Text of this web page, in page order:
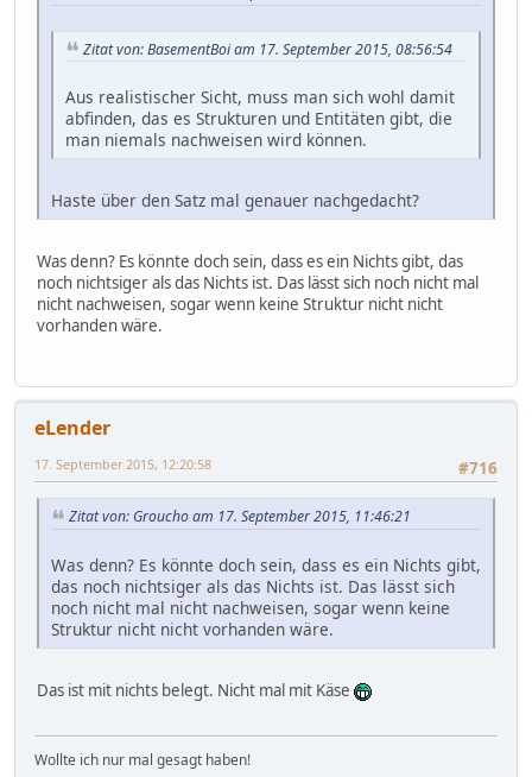
Zitat von: BasementBoi am 17. September 2015, 08:56:54
Aus realistischer Sicht, muss man sich wohl damit
abfinden, das es Strukturen und Entitäten gibt, die
man niemals nachweisen wird können.
Haste über den Satz mal genauer nachgedacht?
Was denn? Es könnte doch sein, dass es ein Nichts gibt, das
noch nichtsiger als das Nichts ist. Das lässt sich noch nicht mal
nicht nachweisen, sogar wenn keine Struktur nicht nicht
vorhanden wäre.
eLender
#716
17. September 2015, 12:20:58
Zitat von: Groucho am 17. September 2015, 11:46:21
Was denn? Es könnte doch sein, dass es ein Nichts gibt,
das noch nichtsiger als das Nichts ist. Das lässt sich
noch nicht mal nicht nachweisen, sogar wenn keine
Struktur nicht nicht vorhanden wäre.
Das ist mit nichts belegt. Nicht mal mit Käse
Wollte ich nur mal gesagt haben!